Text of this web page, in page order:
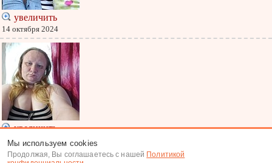
увеличить
14 октября 2024
увеличить
29 июля
Меню|К анкете
Мы используем cookies
Продолжая, Вы соглашаетесь с нашей Политикой